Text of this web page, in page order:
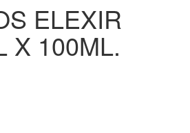
ELEXIR
X 100ML.